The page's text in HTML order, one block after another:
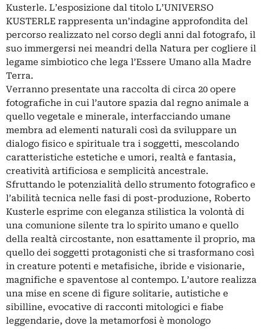
Kusterle. L’esposizione dal titolo L’UNIVERSO
KUSTERLE rappresenta un’indagine approfondita del
percorso realizzato nel corso degli anni dal fotografo, il
suo immergersi nei meandri della Natura per cogliere il
legame simbiotico che lega l’Essere Umano alla Madre
Terra.
Verranno presentate una raccolta di circa 20 opere
fotografiche in cui l’autore spazia dal regno animale a
quello vegetale e minerale, interfacciando umane
membra ad elementi naturali così da sviluppare un
dialogo fisico e spirituale tra i soggetti, mescolando
caratteristiche estetiche e umori, realtà e fantasia,
creatività artificiosa e semplicità ancestrale.
Sfruttando le potenzialità dello strumento fotografico e
l’abilità tecnica nelle fasi di post-produzione, Roberto
Kusterle esprime con eleganza stilistica la volontà di
una comunione silente tra lo spirito umano e quello
della realtà circostante, non esattamente il proprio, ma
quello dei soggetti protagonisti che si trasformano così
in creature potenti e metafisiche, ibride e visionarie,
magnifiche e spaventose al contempo. L’autore realizza
una mise en scene di figure solitarie, autistiche e
sibilline, evocative di racconti mitologici e fiabe
leggendarie, dove la metamorfosi è monologo